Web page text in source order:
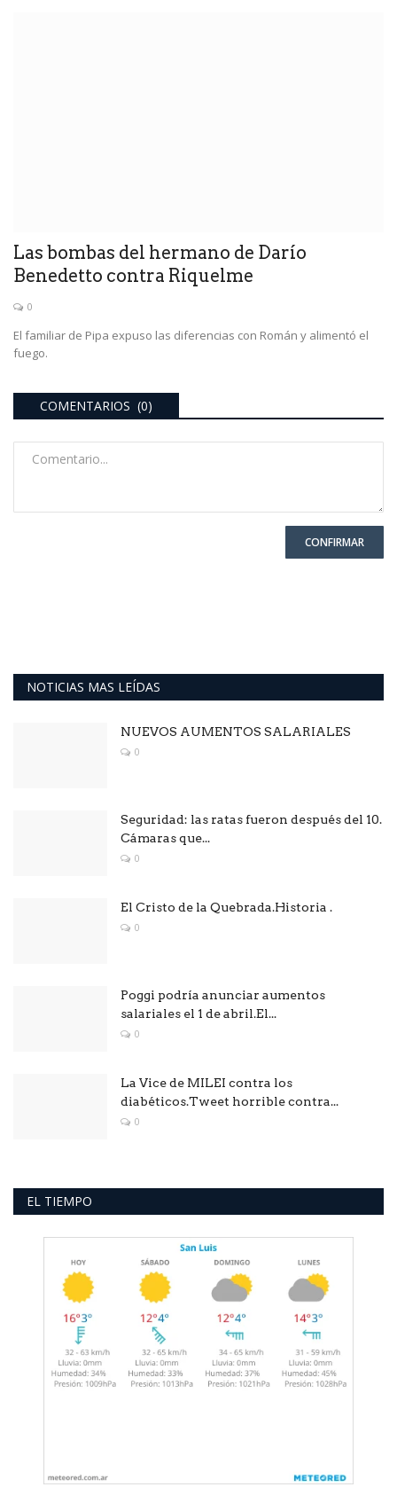
Las bombas del hermano de Darío
Benedetto contra Riquelme
0
El familiar de Pipa expuso las diferencias con Román y alimentó el
fuego.
COMENTARIOS (0)
CONFIRMAR
NOTICIAS MAS LEÍDAS
NUEVOS AUMENTOS SALARIALES
0
Seguridad: las ratas fueron después del 10.
Cámaras que...
0
El Cristo de la Quebrada.Historia .
0
Poggi podría anunciar aumentos
salariales el 1 de abril.El...
0
La Vice de MILEI contra los
diabéticos.Tweet horrible contra...
0
EL TIEMPO